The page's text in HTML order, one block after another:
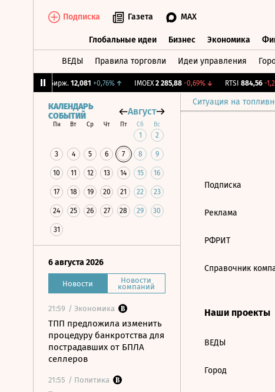
Подписка Газета MAX
Глобальные идеи Бизнес Экономика
ВЕДЫ Правила торговли Идеи управления
CNY Бирж. 12,081 +0,76%↑ IMOEX 2 285,88 -0,69%↓ RTSI 884,56 -
Ситуация на
КАЛЕНДАРЬ
СОБЫТИЙ
Август
Пн Вт Ср Чт Пт Сб Вс
1 2
3 4 5 6 7 8 9
10 11 12 13 14 15 16
17 18 19 20 21 22 23
24 25 26 27 28 29 30
31
6 августа 2026
Новости Новости
компаний
21:59 / Экономика
ТПП предложила изменить
процедуру банкротства для
пострадавших от БПЛА
селлеров
21:55 / Политика
Подписка
Реклама
РФРИТ
Справочник
Наши проекты
ВЕДЫ
Город